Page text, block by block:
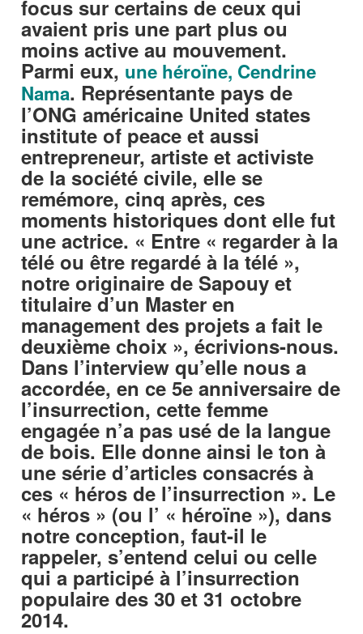
focus sur certains de ceux qui
avaient pris une part plus ou
moins active au mouvement.
Parmi eux, une héroïne, Cendrine
Nama. Représentante pays de
l’ONG américaine United states
institute of peace et aussi
entrepreneur, artiste et activiste
de la société civile, elle se
remémore, cinq après, ces
moments historiques dont elle fut
une actrice. « Entre « regarder à la
télé ou être regardé à la télé »,
notre originaire de Sapouy et
titulaire d’un Master en
management des projets a fait le
deuxième choix », écrivions-nous.
Dans l’interview qu’elle nous a
accordée, en ce 5e anniversaire de
l’insurrection, cette femme
engagée n’a pas usé de la langue
de bois. Elle donne ainsi le ton à
une série d’articles consacrés à
ces « héros de l’insurrection ». Le
« héros » (ou l’ « héroïne »), dans
notre conception, faut-il le
rappeler, s’entend celui ou celle
qui a participé à l’insurrection
populaire des 30 et 31 octobre
2014.